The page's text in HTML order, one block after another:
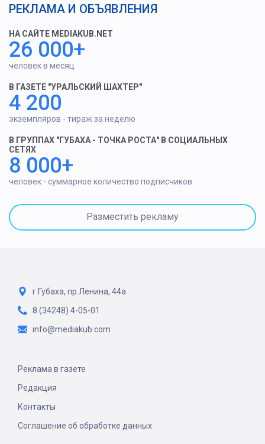
РЕКЛАМА И ОБЪЯВЛЕНИЯ
НА САЙТЕ MEDIAKUB.NET
26 000+
человек в месяц
В ГАЗЕТЕ "УРАЛЬСКИЙ ШАХТЕР"
4 200
экземпляров - тираж за неделю
В ГРУППАХ "ГУБАХА - ТОЧКА РОСТА" В СОЦИАЛЬНЫХ
СЕТЯХ
8 000+
человек - суммарное количество подписчиков
Разместить рекламу
г.Губаха, пр.Ленина, 44а
8 (34248) 4-05-01
info@mediakub.com
Реклама в газете
Редакция
Контакты
Соглашение об обработке данных